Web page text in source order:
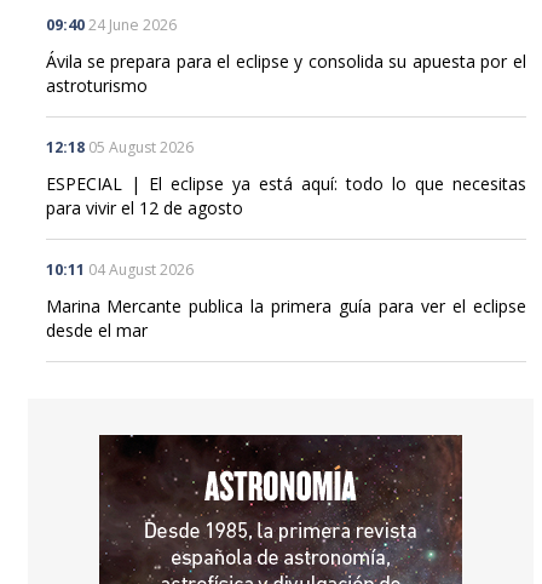
09:40 24 June 2026
Ávila se prepara para el eclipse y consolida su apuesta por el
astroturismo
12:18 05 August 2026
ESPECIAL | El eclipse ya está aquí: todo lo que necesitas
para vivir el 12 de agosto
10:11 04 August 2026
Marina Mercante publica la primera guía para ver el eclipse
desde el mar